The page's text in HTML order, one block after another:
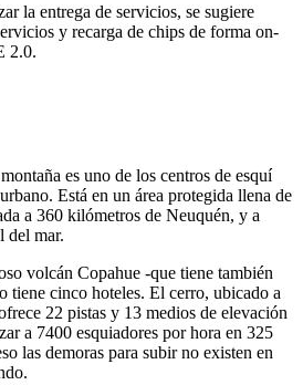
la entrega de servicios, se sugiere
y recarga de chips de forma on-
2.0.
es uno de los centros de esquí
Está en un área protegida llena de
a 360 kilómetros de Neuquén, y a
del mar.
volcán Copahue -que tiene también
tiene cinco hoteles. El cerro, ubicado a
22 pistas y 13 medios de elevación
a 7400 esquiadores por hora en 325
las demoras para subir no existen en